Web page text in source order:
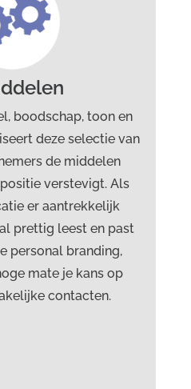
boodschap, toon en
deze selectie van
de middelen
verstevigt. Als
er aantrekkelijk
prettig leest en past
personal branding,
mate je kans op
contacten.
Hagenstein
der Hoeven
trainer
stemacteur
Vroemen
interviewer
lesmateriaal